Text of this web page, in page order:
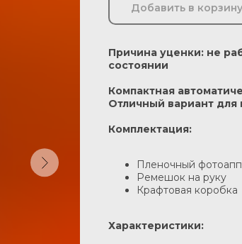
Добавить в корзину
Причина уценки: не
состоянии
Компактная
Отличный вариант
Комплектация:
Пленочный
Ремешок на руку
Крафтовая коробка
Характеристики: